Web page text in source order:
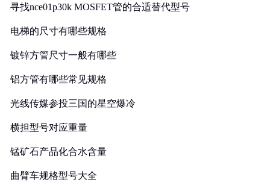
寻找nce01p30k MOSFET管的合适替代型号
电梯的尺寸有哪些规格
镀锌方管尺寸一般有哪些
铝方管有哪些常见规格
光线传媒参投三国的星空爆冷
横担型号对应重量
锰矿石产品化合水含量
曲臂车规格型号大全